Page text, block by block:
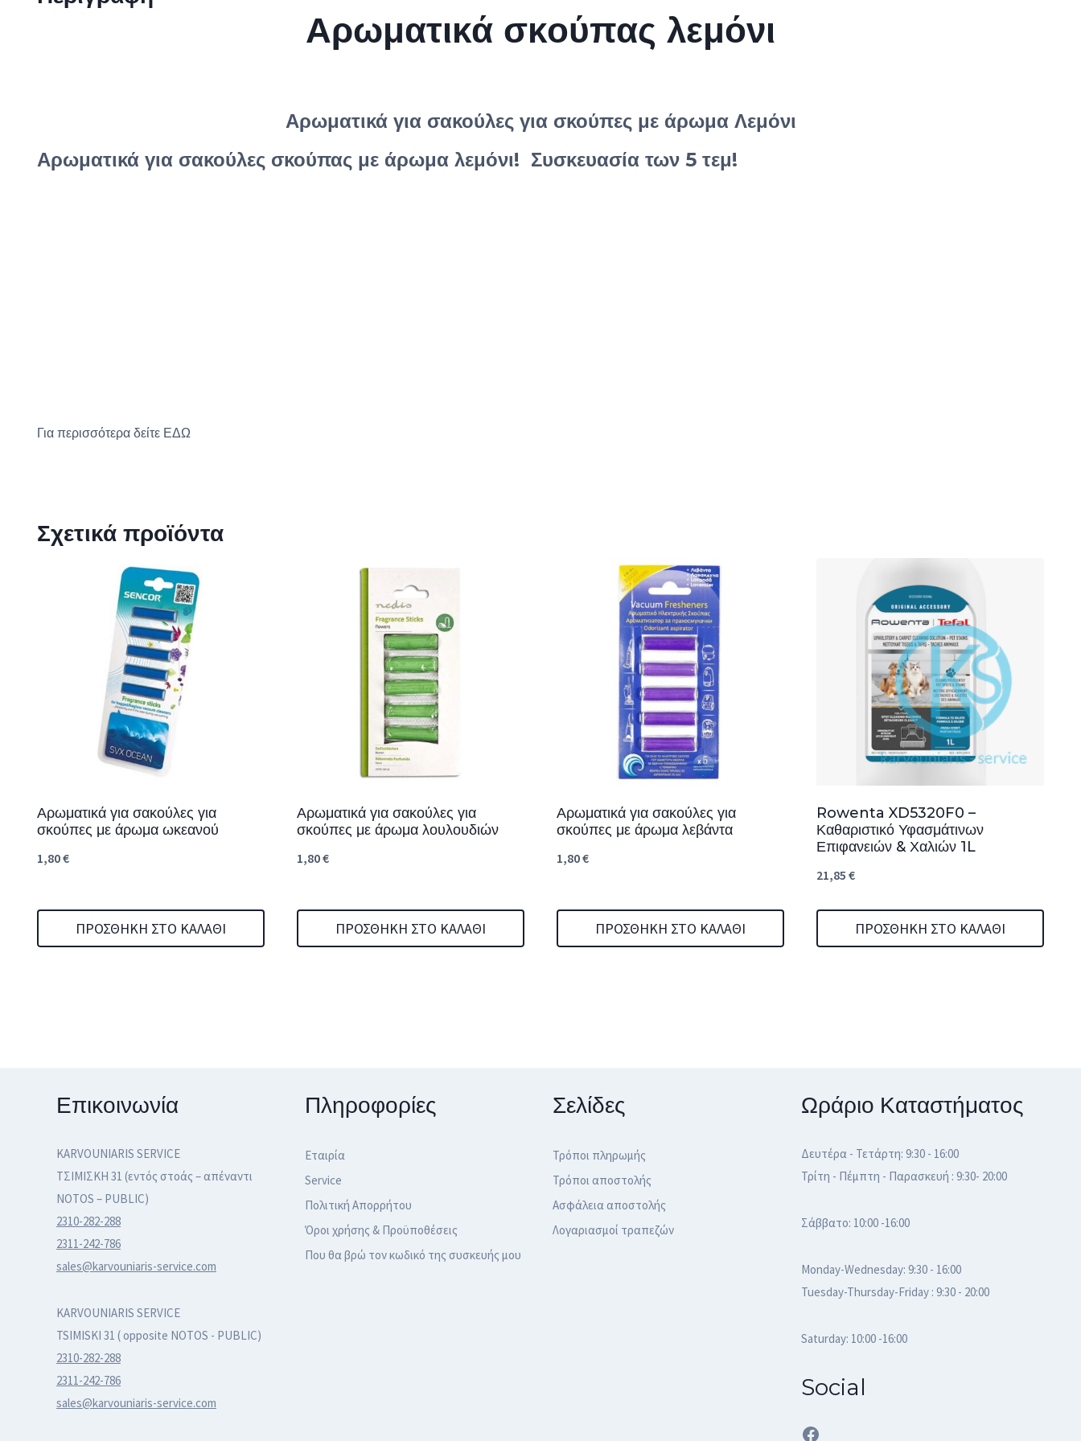
Αρωματικά σκούπας λεμόνι
Αρωματικά για σακούλες για σκούπες με άρωμα Λεμόνι
Αρωματικά για σακούλες σκούπας με άρωμα λεμόνι! Συσκευασία των 5 τεμ!
Για περισσότερα δείτε ΕΔΩ
Σχετικά προϊόντα
Αρωματικά για σακούλες για
σκούπες με άρωμα ωκεανού
1,80€
ΠΡΟΣΘΉΚΗ ΣΤΟ ΚΑΛΆΘΙ
Αρωματικά για σακούλες για
σκούπες με άρωμα λουλουδιών
1,80€
ΠΡΟΣΘΉΚΗ ΣΤΟ ΚΑΛΆΘΙ
Αρωματικά για σακούλες για
σκούπες με άρωμα λεβάντα
1,80€
ΠΡΟΣΘΉΚΗ ΣΤΟ ΚΑΛΆΘΙ
Rowenta XD5320F0 –
Καθαριστικό Υφασμάτινων
Επιφανειών & Χαλιών 1L
21,85 €
ΠΡΟΣΘΉΚΗ ΣΤΟ ΚΑΛΆΘΙ
Επικοινωνία
KARVOUNIARIS SERVICE
ΤΣΙΜΙΣΚΗ 31 (εντός στοάς – απέναντι
NOTOS – PUBLIC)
2310-282-288
2311-242-786
sales@karvouniaris-service.com
KARVOUNIARIS SERVICE
TSIMISKI 31 ( opposite NOTOS - PUBLIC)
2310-282-288
2311-242-786
sales@karvouniaris-service.com
Πληροφορίες
Εταιρία
Service
Πολιτική Απορρήτου
Όροι χρήσης & Προϋποθέσεις
Που θα βρώ τον κωδικό της συσκευής μου
Σελίδες
Τρόποι πληρωμής
Τρόποι αποστολής
Ασφάλεια αποστολής
Λογαριασμοί τραπεζών
Ωράριο Καταστήματος
Δευτέρα - Τετάρτη: 9:30 - 16:00
Τρίτη - Πέμπτη - Παρασκευή : 9:30- 20:00
Σάββατο: 10:00 -16:00
Monday-Wednesday: 9:30 - 16:00
Tuesday-Thursday-Friday : 9:30 - 20:00
Saturday: 10:00 -16:00
Social
Facebook